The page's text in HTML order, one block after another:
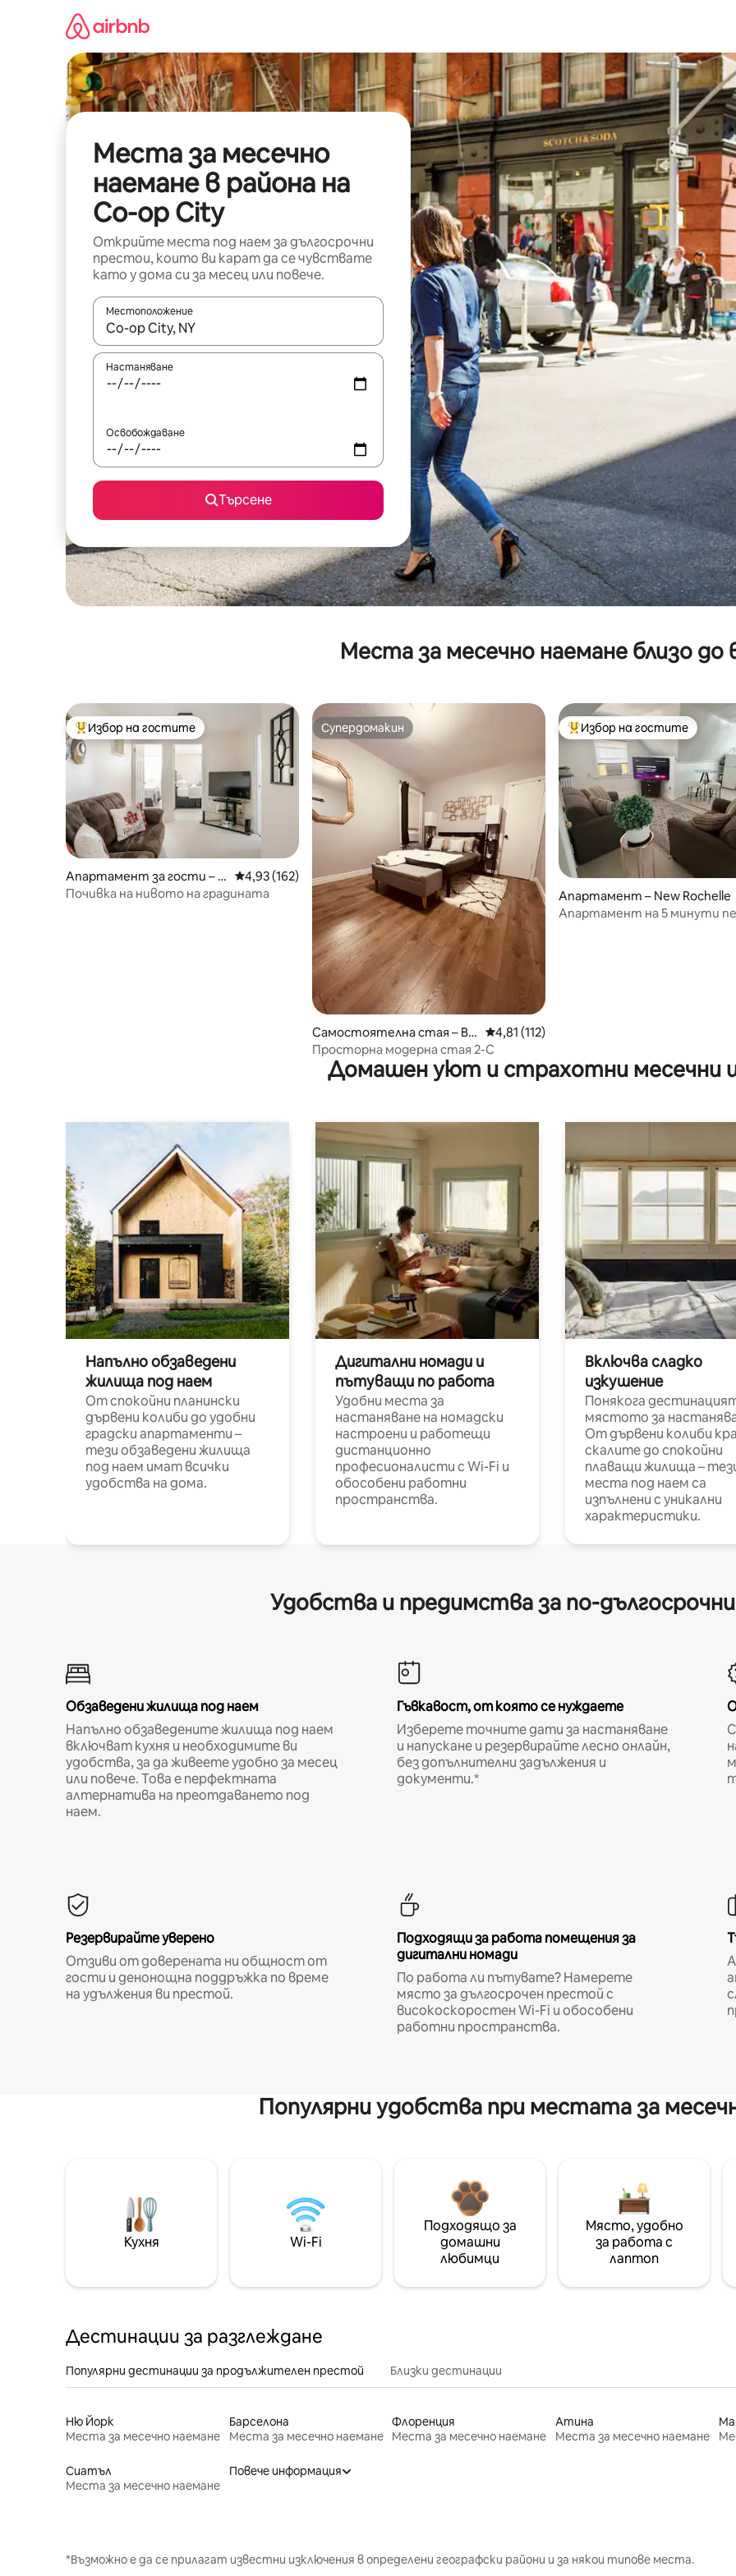
съдържанието
Места за месечно
наемане в района на
Co-op City
Открийте места под наем за дългосрочни
престои, които ви карат да се чувствате
като у дома си за месец или повече.
Местоположение
Когато резултатите се покажат, използвайте клавишите със стрелки нагоре и надолу или навигирайте с
Настаняване
Освобождаване
Търсене
Места за месечно наемане близо до
Най-популярен избор на гостите
Избор на гостите
Апартамент за гости – B
ronx
Средна оценка: 4,93 от 5, 162 отзива
4,93 (162)
Почивка на нивото на градината
Супердомакин
Супердомакин
Самостоятелна стая – Br
onx
Средна оценка: 4,81 от 5, 112 отзива
4,81 (112)
Просторна модерна стая 2-C
Най-популярен избор на
Избор на гостите
Апартамент – New Rochelle
Апартамент на 5 минути
Домашен уют и страхотни месечни
Напълно обзаведени
жилища под наем
От спокойни планински
дървени колиби до удобни
градски апартаменти –
тези обзаведени жилища
под наем имат всички
удобства на дома.
Дигитални номади и
пътуващи по работа
Удобни места за
настаняване на номадски
настроени и работещи
дистанционно
професионалисти с Wi-Fi и
обособени работни
пространства.
Включва сладко
изкушение
Понякога
мястото за
От дървени колиби
скалите до спокойни
плаващи жилища –
места под наем са
изпълнени с уникални
характеристики.
Удобства и предимства за по-
Обзаведени жилища под наем
Напълно обзаведените жилища под наем
включват кухня и необходимите ви
удобства, за да живеете удобно за месец
или повече. Това е перфектната
алтернатива на преотдаването под
наем.
Гъвкавост, от която се нуждаете
Изберете точните дати за настаняване
и напускане и резервирайте лесно онлайн,
без допълнителни задължения и
документи.*
Резервирайте уверено
Отзиви от доверената ни общност от
гости и денонощна поддръжка по време
на удължения ви престой.
Подходящи за работа помещения за
дигитални номади
По работа ли пътувате? Намерете
място за дългосрочен престой с
високоскоростен Wi-Fi и обособени
работни пространства.
Популярни удобства при местата за
Кухня Wi-Fi
Подходящо за
домашни
любимци
Място, удобно
за работа с
лаптоп
Дестинации за разглеждане
Популярни дестинации за продължителен престой Близки дестинации
Ню Йорк
Места за месечно наемане
Барселона
Места за месечно наемане
Флоренция
Места за месечно наемане
Атина
Места за месечно наемане
Сиатъл
Места за месечно наемане
Повече информация
*Възможно е да се прилагат известни изключения в определени географски райони и за някои типове места.